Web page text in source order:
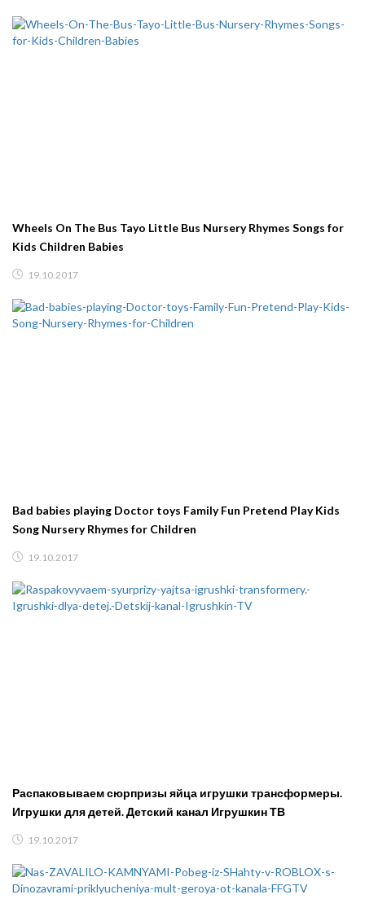
Wheels On The Bus Tayo Little Bus Nursery Rhymes Songs for
Kids Children Babies
19.10.2017
Bad babies playing Doctor toys Family Fun Pretend Play Kids
Song Nursery Rhymes for Children
19.10.2017
Распаковываем сюрпризы яйца игрушки трансформеры.
Игрушки для детей. Детский канал Игрушкин ТВ
19.10.2017